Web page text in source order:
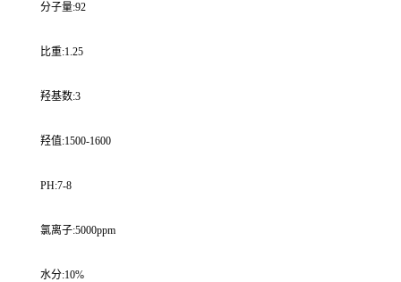
分子量:92
比重:1.25
羟基数:3
羟值:1500-1600
PH:7-8
氯离子:5000ppm
水分:10%